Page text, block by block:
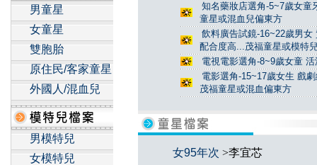
男童星
女童星
雙胞胎
原住民/客家童星
外國人/混血兒
男模特兒
女模特兒
知名藥妝店選角-5~7歲女童
童星或混血兒偏東方
飲料廣告試鏡-16~22歲男
配合度高...茂福童星或模特
電視電影選角-8~9歲女童
電影選角-15~17歲女生 戲
茂福童星或混血偏東方
女95年次 >李宜芯